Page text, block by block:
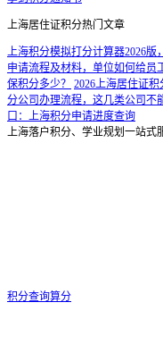
上海居住证积分热门文章
上海积分模拟打分计算器2026版
申请流程及材料，单位如何给员
保积分多少？
2026上海居住证
分公司办理流程，这几类公司不
口：上海积分申请进度查询
上海落户积分、学业规划一站式
积分查询算分